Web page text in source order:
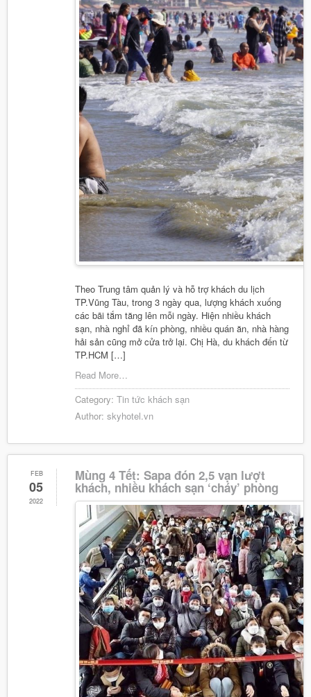
Theo Trung tâm quản lý và hỗ trợ khách du lịch
TP.Vũng Tàu, trong 3 ngày qua, lượng khách xuống
các bãi tắm tăng lên mỗi ngày. Hiện nhiều khách
sạn, nhà nghỉ đã kín phòng, nhiều quán ăn, nhà hàng
hải sản cũng mở cửa trở lại. Chị Hà, du khách đến từ
TP.HCM […]
Read More…
Category:Tin tức khách sạn
Author:skyhotel.vn
FEB
05
2022
Mùng 4 Tết: Sapa đón 2,5 vạn lượt
khách, nhiều khách sạn ‘cháy’ phòng